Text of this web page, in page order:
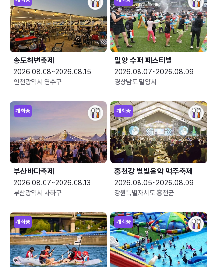
송도해변축제
2026.08.08~2026.08.15
인천광역시 연수구
밀양 수퍼 페스티벌
2026.08.07~2026.08.09
경상남도 밀양시
개최중
부산바다축제
2026.08.07~2026.08.13
부산광역시 사하구
개최중
홍천강 별빛음악 맥주축제
2026.08.05~2026.08.09
강원특별자치도 홍천군
개최중 개최중